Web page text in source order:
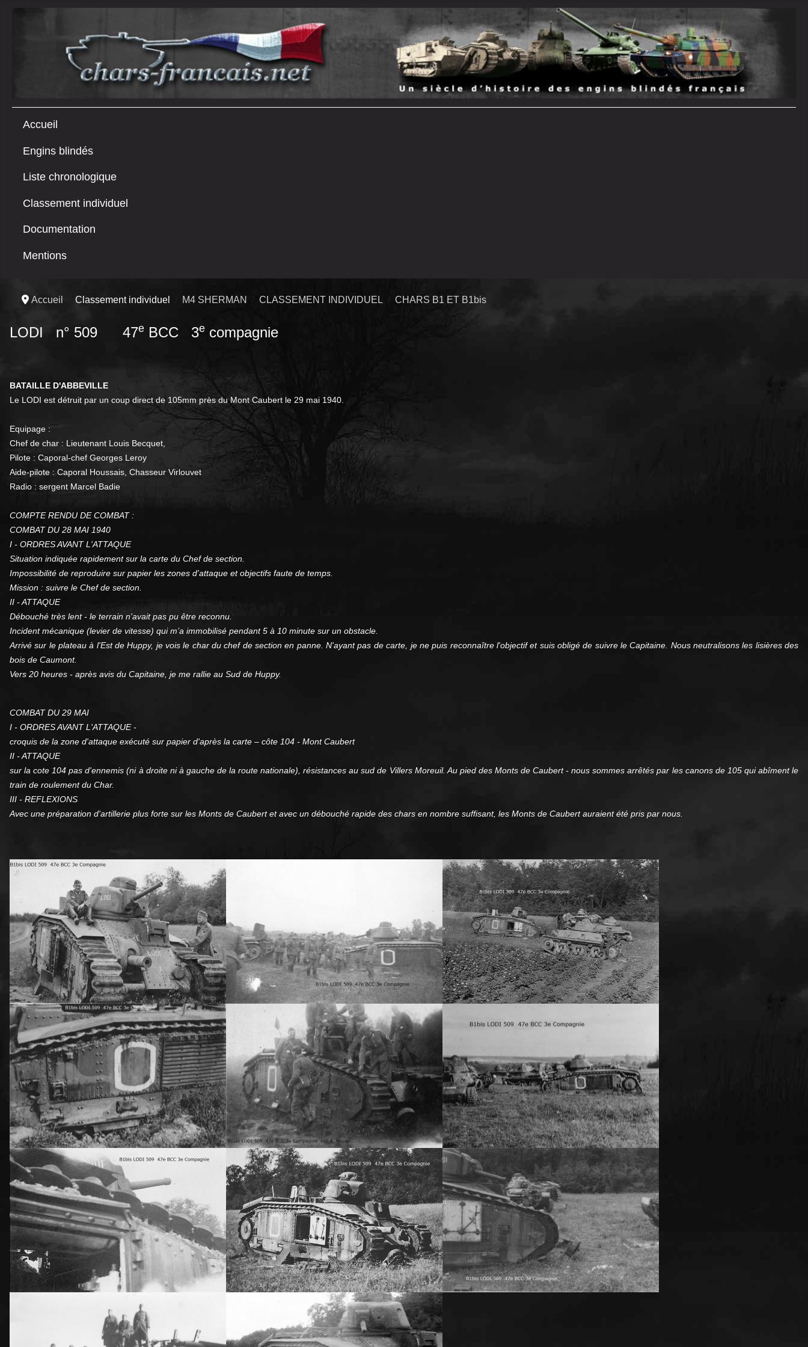
Accueil
Engins blindés
Liste chronologique
Classement individuel
Documentation
Mentions
Accueil Classement individuel M4 SHERMAN CLASSEMENT INDIVIDUEL CHARS B1 ET B1bis
LODI n° 509 47e BCC 3e compagnie
BATAILLE D'ABBEVILLE
Le LODI est détruit par un coup direct de 105mm près du Mont Caubert le 29 mai 1940.
Equipage :
Chef de char : Lieutenant Louis Becquet,
Pilote : Caporal-chef Georges Leroy
Aide-pilote : Caporal Houssais, Chasseur Virlouvet
Radio : sergent Marcel Badie
COMPTE RENDU DE COMBAT :
COMBAT DU 28 MAI 1940
I - ORDRES AVANT L'ATTAQUE
Situation indiquée rapidement sur la carte du Chef de section.
Impossibilité de reproduire sur papier les zones d'attaque et objectifs faute de temps.
Mission : suivre le Chef de section.
II - ATTAQUE
Débouché très lent - le terrain n'avait pas pu être reconnu.
Incident mécanique (levier de vitesse) qui m’a immobilisé pendant 5 à 10 minute sur un obstacle.
Arrivé sur le plateau à l'Est de Huppy, je vois le char du chef de section en panne. N'ayant pas de carte, je ne puis reconnaître l'objectif et suis obligé de suivre le Capitaine. Nous neutralisons les lisières des
bois de Caumont.
Vers 20 heures - après avis du Capitaine, je me rallie au Sud de Huppy.
COMBAT DU 29 MAI
I - ORDRES AVANT L'ATTAQUE -
croquis de la zone d'attaque exécuté sur papier d'après la carte – côte 104 - Mont Caubert
II - ATTAQUE
sur la cote 104 pas d'ennemis (ni à droite ni à gauche de la route nationale), résistances au sud de Villers Moreuil. Au pied des Monts de Caubert - nous sommes arrêtés par les canons de 105 qui abîment le
train de roulement du Char.
III - REFLEXIONS
Avec une préparation d'artillerie plus forte sur les Monts de Caubert et avec un débouché rapide des chars en nombre suffisant, les Monts de Caubert auraient été pris par nous.